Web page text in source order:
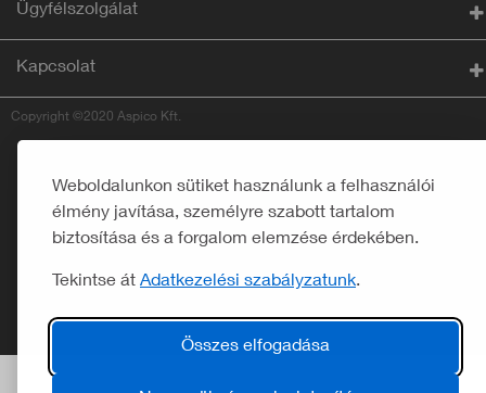
Weboldalunkon sütiket használunk a felhasználói
élmény javítása, személyre szabott tartalom
biztosítása és a forgalom elemzése érdekében.
Tekintse át Adatkezelési szabályzatunk.
Összes elfogadása
Ügyfélszolgálat
Kapcsolat
Copyright ©2020 Aspico Kft.